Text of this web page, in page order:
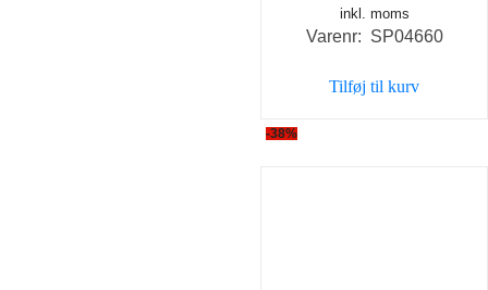
oprindelige
pris
90,00 kr..
pris
inkl. moms
Varenr: SP04660
Tilføj til kurv
-38%